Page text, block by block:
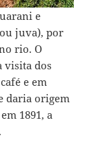
e
juva), por
rio. O
visita dos
e em
daria origem
1891, a
.